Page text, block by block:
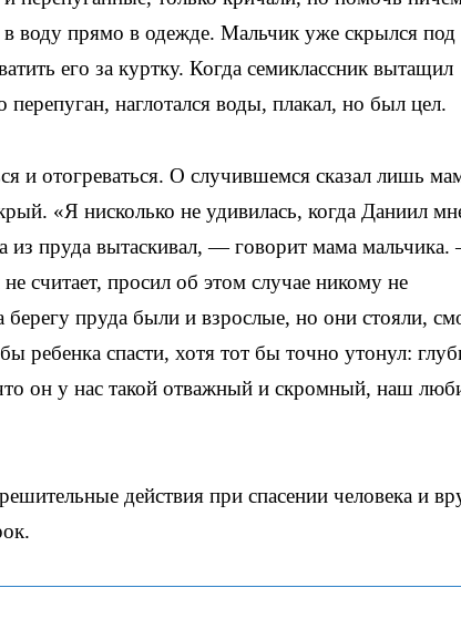
воду прямо в одежде. Мальчик уже скрылся под
его за куртку. Когда семиклассник вытащил
наглотался воды, плакал, но был цел.
и отогреваться. О случившемся сказал лишь
«Я нисколько не удивилась, когда Даниил
из пруда вытаскивал, — говорит мама
считает, просил об этом случае никому не
берегу пруда были и взрослые, но они стояли,
ребенка спасти, хотя тот бы точно утонул:
он у нас такой отважный и скромный, наш
действия при спасении человека и